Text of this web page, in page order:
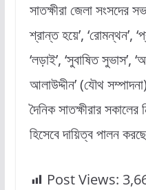
সাতক্ষীরা জেলা সংসদের
শ্রান্ত হয়ে’, ‘রোমন্থন’,
‘লড়াই’, ‘সুবাষিত সুভাস’,
আলাউদ্দীন’ (যৌথ
দৈনিক সাতক্ষীরার
হিসেবে দায়িত্ব পালন
Post Views: